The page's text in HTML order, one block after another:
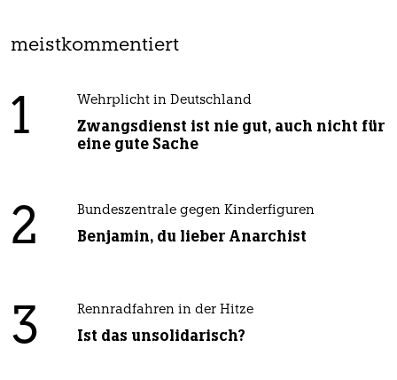
meistkommentiert
1 Wehrplicht in Deutschland
Zwangsdienst ist nie gut, auch nicht für
eine gute Sache
2 Bundeszentrale gegen Kinderfiguren
Benjamin, du lieber Anarchist
3 Rennradfahren in der Hitze
Ist das unsolidarisch?